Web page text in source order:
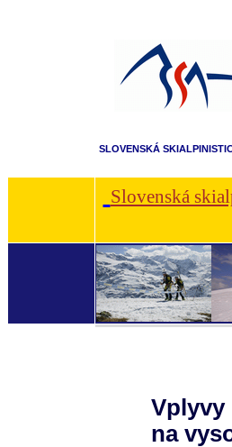
SLOVENSKÁ
Slovenská
Vplyvy
na